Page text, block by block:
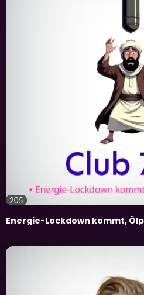
205
Energie-Lockdown kommt,